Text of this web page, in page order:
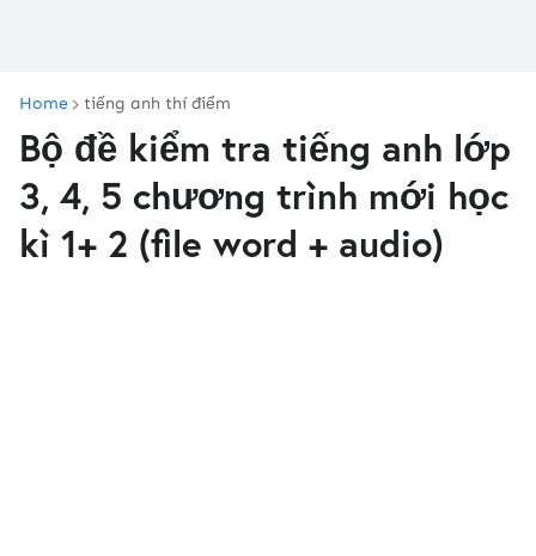
Home tiếng anh thí điểm
Bộ đề kiểm tra tiếng anh lớp
3, 4, 5 chương trình mới học
kì 1+ 2 (file word + audio)